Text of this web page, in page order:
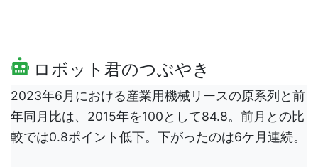
ロボット君のつぶやき
2023年6月における産業用機械リースの原系列と前
年同月比は、2015年を100として84.8。前月との比
較では0.8ポイント低下。下がったのは6ケ月連続。